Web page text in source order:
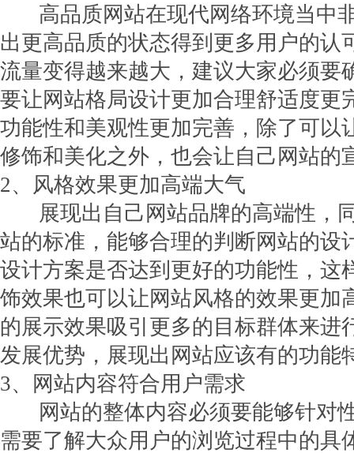
高品质网站在现代网络环境当中
出更高品质的状态得到更多用户的认
流量变得越来越大，建议大家必须要
要让网站格局设计更加合理舒适度更
功能性和美观性更加完善，除了可以
修饰和美化之外，也会让自己网站的
2、风格效果更加高端大气
展现出自己网站品牌的高端性，
站的标准，能够合理的判断网站的设
设计方案是否达到更好的功能性，这
饰效果也可以让网站风格的效果更加
的展示效果吸引更多的目标群体来进
发展优势，展现出网站应该有的功能
3、网站内容符合用户需求
网站的整体内容必须要能够针对
需要了解大众用户的浏览过程中的具